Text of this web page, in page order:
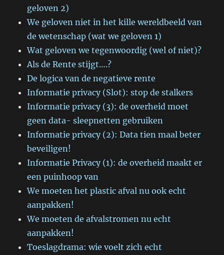
geloven 2)
We geloven niet in het kille wereldbeeld van
de wetenschap (wat we geloven 1)
Wat geloven we tegenwoordig (wel of niet)?
Als de Rente stijgt….?
De logica van de negatieve rente
Informatie privacy (Slot): stop de stalkers
Informatie privacy (3): de overheid moet
geen data- sleepnetten gebruiken
Informatie privacy (2): Data tien maal beter
beveiligen!
Informatie Privacy (1): de overheid maakt er
een puinhoop van
We moeten het plastic afval nu ook echt
aanpakken!
We moeten de afvalstromen nu echt
aanpakken!
Toeslagdrama: wie voelt zich echt